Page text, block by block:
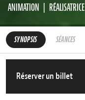
ANIMATION RÉALISATRICE
SYNOPSIS SÉANCES
Réserver un billet